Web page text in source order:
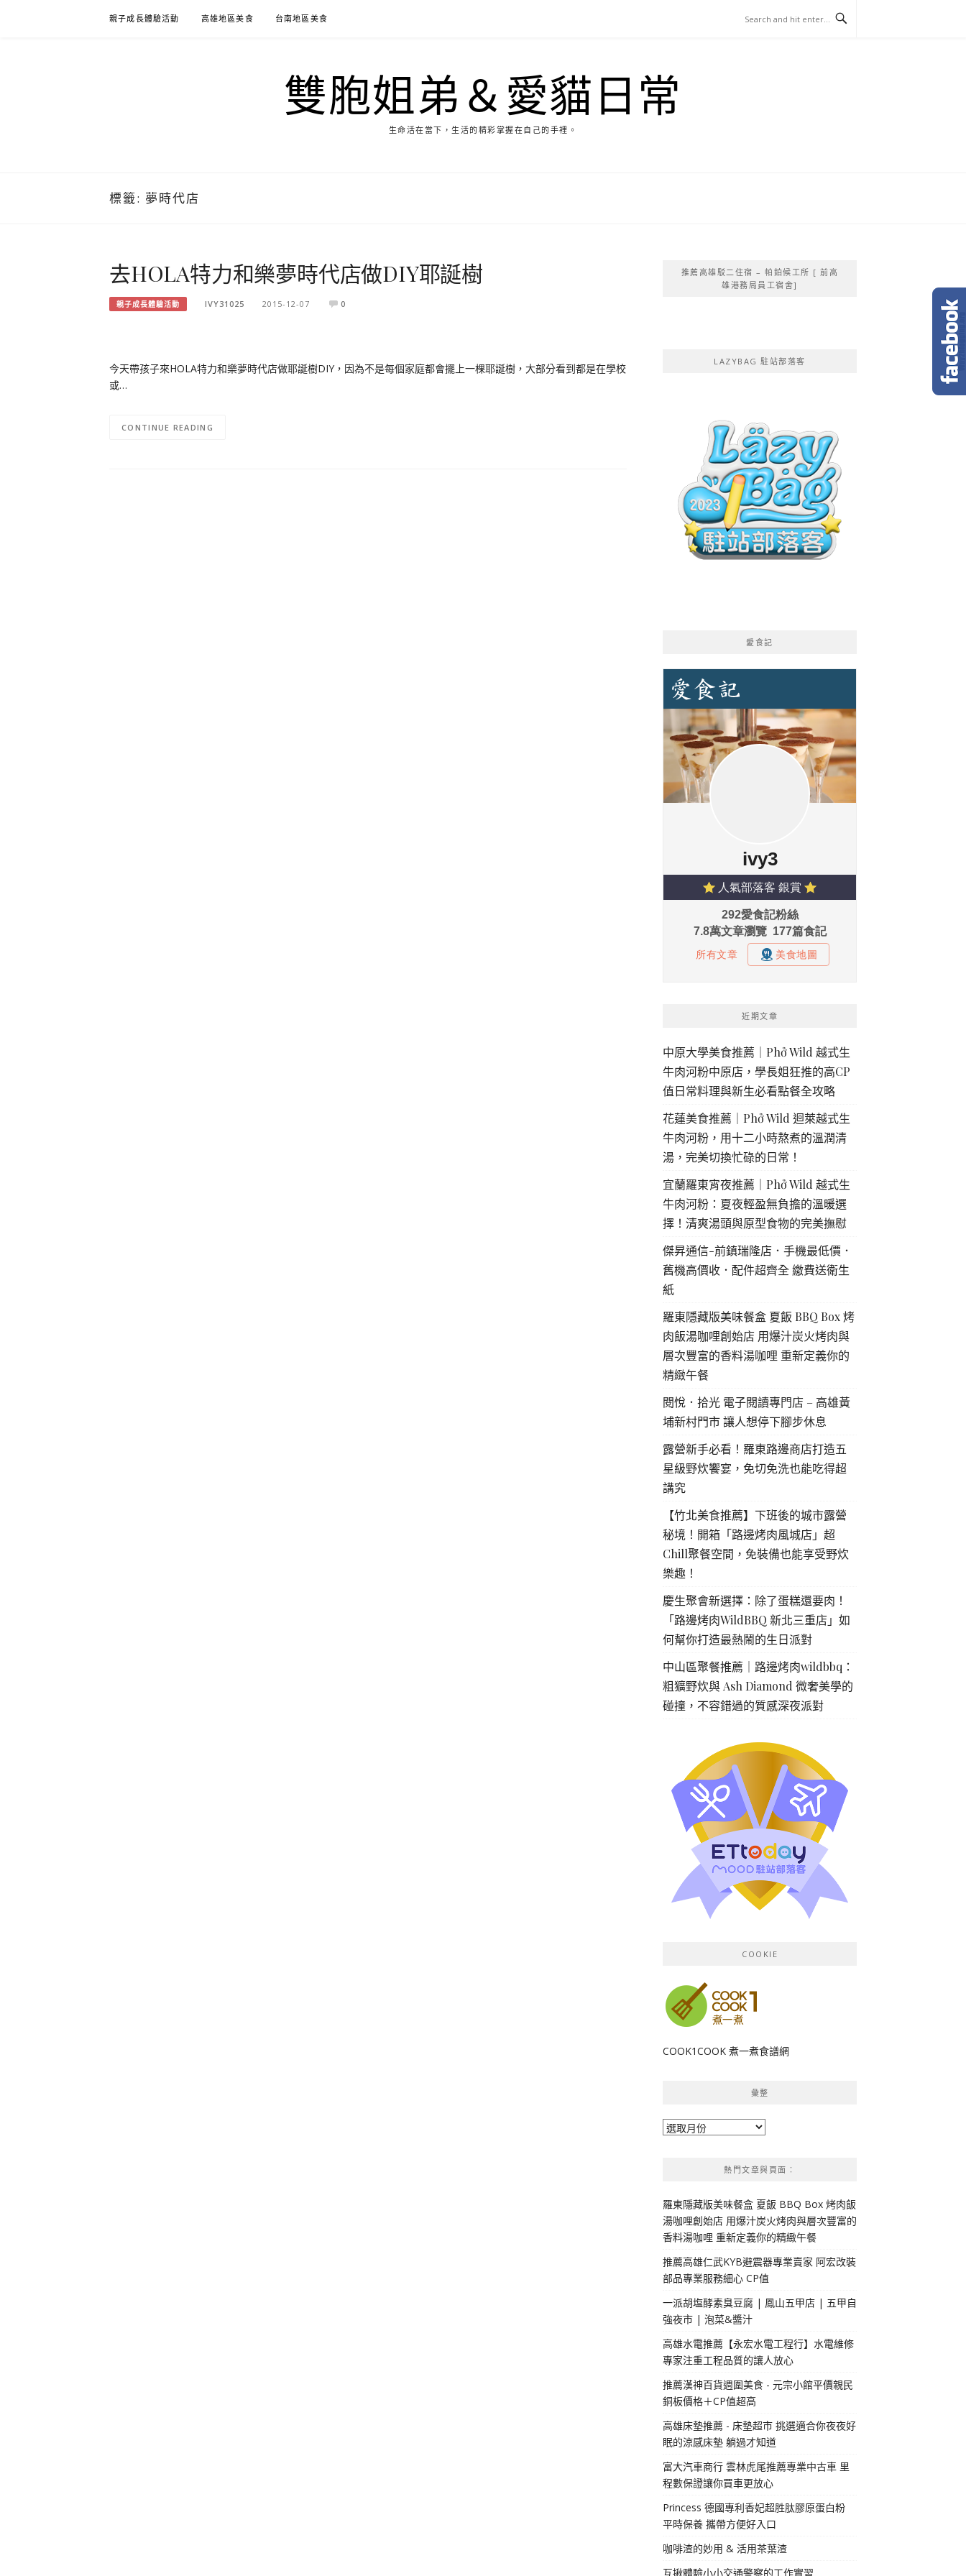
親子成長體驗活動 高雄地區美食 台南地區美食
雙胞姐弟＆愛貓日常
生命活在當下，生活的精彩掌握在自己的手裡。
標籤: 夢時代店
去HOLA特力和樂夢時代店做DIY耶誕樹
親子成長體驗活動 IVY31025 2015-12-07 0
今天帶孩子來HOLA特力和樂夢時代店做耶誕樹DIY，因為不是每個家庭都會擺上一棵耶誕樹，大部分看到都是在學校
或…
CONTINUE READING
推薦高雄駁二住宿 – 帕鉑候工所 [ 前高
雄港務局員工宿舍]
LAZYBAG 駐站部落客
愛食記
近期文章
中原大學美食推薦｜Phở Wild 越式生
牛肉河粉中原店，學長姐狂推的高CP
值日常料理與新生必看點餐全攻略
花蓮美食推薦｜Phở Wild 迴萊越式生
牛肉河粉，用十二小時熬煮的溫潤清
湯，完美切換忙碌的日常！
宜蘭羅東宵夜推薦｜Phở Wild 越式生
牛肉河粉：夏夜輕盈無負擔的溫暖選
擇！清爽湯頭與原型食物的完美撫慰
傑昇通信-前鎮瑞隆店．手機最低價．
舊機高價收．配件超齊全 繳費送衛生
紙
羅東隱藏版美味餐盒 夏飯 BBQ Box 烤
肉飯湯咖哩創始店 用爆汁炭火烤肉與
層次豐富的香料湯咖哩 重新定義你的
精緻午餐
閱悅．拾光 電子閱讀專門店 – 高雄黃
埔新村門市 讓人想停下腳步休息
露營新手必看！羅東路邊商店打造五
星級野炊饗宴，免切免洗也能吃得超
講究
【竹北美食推薦】下班後的城市露營
秘境！開箱「路邊烤肉風城店」超
Chill聚餐空間，免裝備也能享受野炊
樂趣！
慶生聚會新選擇：除了蛋糕還要肉！
「路邊烤肉WildBBQ 新北三重店」如
何幫你打造最熱鬧的生日派對
中山區聚餐推薦｜路邊烤肉wildbbq：
粗獷野炊與 Ash Diamond 微奢美學的
碰撞，不容錯過的質感深夜派對
COOKIE
COOK1COOK 煮一煮食譜網
彙整
彙
熱門文章與頁面︰
羅東隱藏版美味餐盒 夏飯 BBQ Box 烤肉飯
湯咖哩創始店 用爆汁炭火烤肉與層次豐富的
香料湯咖哩 重新定義你的精緻午餐
推薦高雄仁武KYB避震器專業賣家 阿宏改裝
部品專業服務細心 CP值
一派胡塩酵素臭豆腐 | 鳳山五甲店 | 五甲自
強夜市 | 泡菜&醬汁
高雄水電推薦【永宏水電工程行】水電維修
專家注重工程品質的讓人放心
推薦漢神百貨週圍美食 - 元宗小館平價親民
銅板價格＋CP值超高
高雄床墊推薦 - 床墊超市 挑選適合你夜夜好
眠的涼感床墊 躺過才知道
富大汽車商行 雲林虎尾推薦專業中古車 里
程數保證讓你買車更放心
Princess 德國專利香妃超胜肽膠原蛋白粉
平時保養 攜帶方便好入口
咖啡渣的妙用 & 活用茶葉渣
互揪體驗小小交通警察的工作實習